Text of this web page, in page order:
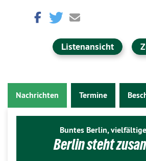
Listenansicht
Nachrichten Termine
Buntes Berlin,
Berlin steht